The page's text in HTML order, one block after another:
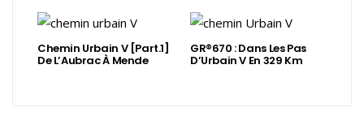
Chemin Urbain V [Part.1]
De L’Aubrac À Mende
GR®670 : Dans Les Pas
D’Urbain V En 329 Km